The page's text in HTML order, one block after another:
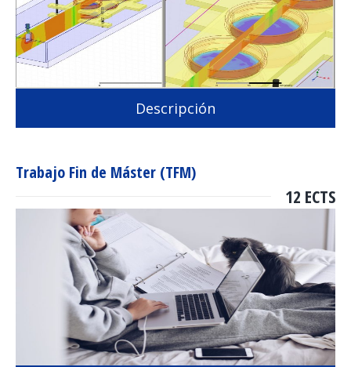
Descripción
Trabajo Fin de Máster (TFM)
12 ECTS